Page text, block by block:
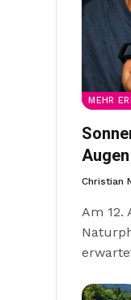
MEHR
Christian
Am 12.